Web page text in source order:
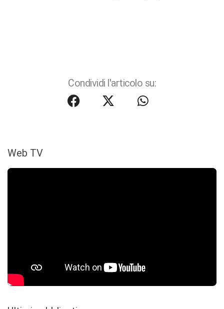
Condividi l'articolo su:
Web TV